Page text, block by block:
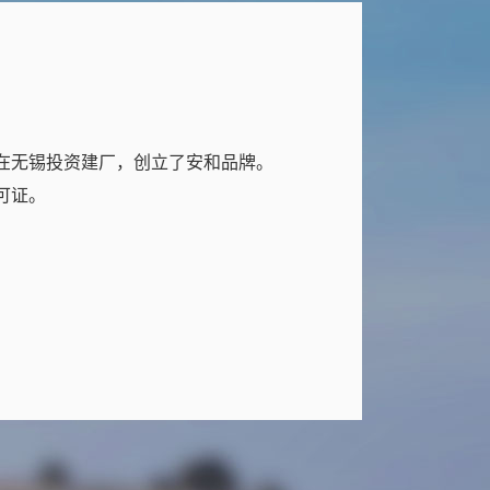
无锡投资建厂，创立了安和品牌。
。